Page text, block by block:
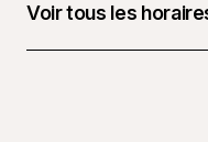
Voir tous les